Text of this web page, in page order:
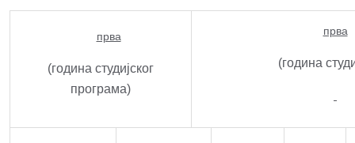
прва
(година студијског
програма)
прва
(година